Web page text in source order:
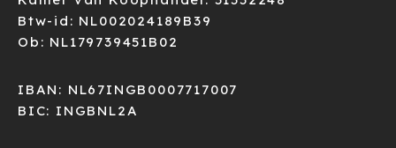
Btw-id: NL002024189B39
Ob: NL179739451B02
IBAN: NL67INGB0007717007
BIC: INGBNL2A